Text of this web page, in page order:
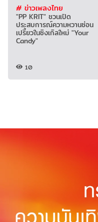
# ข่าวเพลงไทย
"PP KRIT" ชวนเปิด
ประสบการณ์ความหวานซ่อน
เปรี้ยวในซิงเกิลใหม่ "Your
Candy"
10